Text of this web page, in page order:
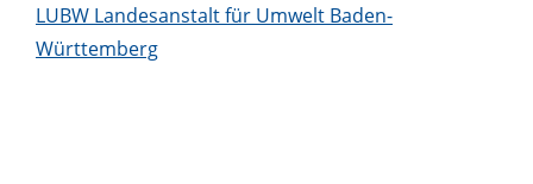
LUBW Landesanstalt für Umwelt Baden-
Württemberg